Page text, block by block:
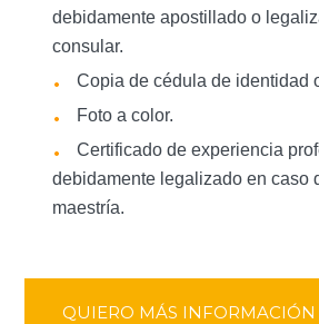
debidamente apostillado o
consular.
Copia de cédula de identidad
Foto a color.
Certificado de experiencia
debidamente legalizado en caso
maestría.
QUIERO MÁS INFORMACIÓN